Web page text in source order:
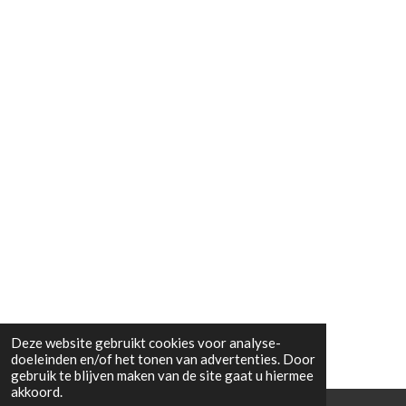
Deze website gebruikt cookies voor analyse-
doeleinden en/of het tonen van advertenties. Door
gebruik te blijven maken van de site gaat u hiermee
akkoord.